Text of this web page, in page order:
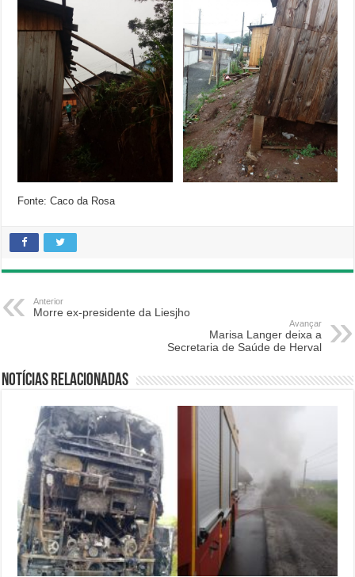
Fonte: Caco da Rosa
Anterior
Morre ex-presidente da Liesjho
Avançar
Marisa Langer deixa a
Secretaria de Saúde de Herval
Notícias relacionadas